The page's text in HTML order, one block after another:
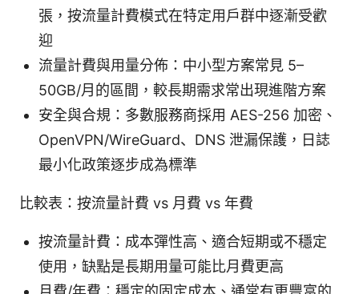
張，按流量計費模式在特定用戶群中逐漸受歡
迎
流量計費與用量分佈：中小型方案常見 5–
50GB/月的區間，較長期需求常出現進階方案
安全與合規：多數服務商採用 AES-256 加密、
OpenVPN/WireGuard、DNS 泄漏保護，日誌
最小化政策逐步成為標準
比較表：按流量計費 vs 月費 vs 年費
按流量計費：成本彈性高、適合短期或不穩定
使用，缺點是長期用量可能比月費更高